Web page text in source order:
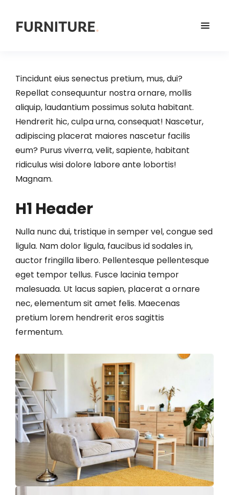
Tincidunt eius senectus pretium, mus, dui?
Repellat consequuntur nostra ornare, mollis
aliquip, laudantium possimus soluta habitant.
Hendrerit hic, culpa urna, consequat! Nascetur,
adipiscing placerat maiores nascetur facilis
eum? Purus viverra, velit, sapiente, habitant
ridiculus wisi dolore labore ante lobortis!
Magnam.
H1 Header
Nulla nunc dui, tristique in semper vel, congue sed
ligula. Nam dolor ligula, faucibus id sodales in,
auctor fringilla libero. Pellentesque pellentesque
eget tempor tellus. Fusce lacinia tempor
malesuada. Ut lacus sapien, placerat a ornare
nec, elementum sit amet felis. Maecenas
pretium lorem hendrerit eros sagittis
fermentum.